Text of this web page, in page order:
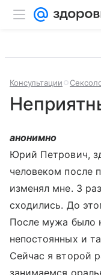
Консультации
анонимно
Юрий Петрович,
человеком после
изменял мне. 3
сходились. До
После мужа было
непостоянных и
Сейчас я второй
занимаемся